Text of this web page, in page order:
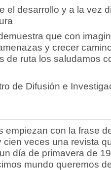
el desarrollo y a la vez
que con
y crecer
de ruta los saludamos
de Difusión e
empiezan con la frase
cien veces una revista
día de primavera de
mundo queremos